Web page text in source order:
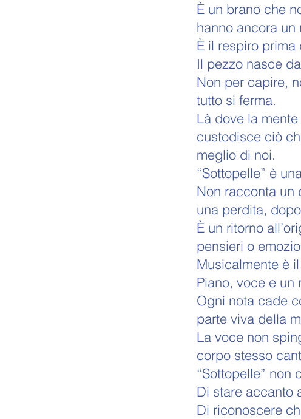
È un brano che
hanno ancora un
È il respiro
Il pezzo nasce
Non per capire,
tutto si ferma.
Là dove la
custodisce ciò
meglio di noi.
“Sottopelle” è
Non racconta un
una perdita,
È un ritorno
pensieri o
Musicalmente è
Piano, voce e un
Ogni nota cade
parte viva della
La voce non
corpo stesso
“Sottopelle”
Di stare accanto
Di riconoscere